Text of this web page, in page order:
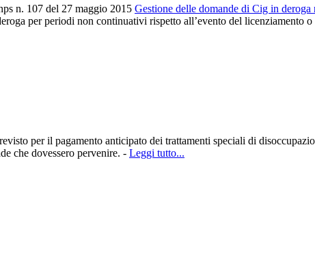
n. 107 del 27 maggio 2015 Gestione delle domande di Cig in deroga
per periodi non continuativi rispetto all’evento del licenziamento o
per il pagamento anticipato dei trattamenti speciali di
che dovessero pervenire. - Leggi tutto...